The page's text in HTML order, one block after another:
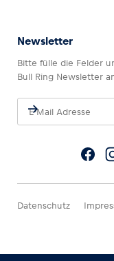
Newsletter
Bitte fülle die Felder
Bull Ring Newsletter
Datenschutz